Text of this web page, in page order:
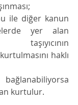
ile diğer kanun
yer alan
haklı
kurtulur.